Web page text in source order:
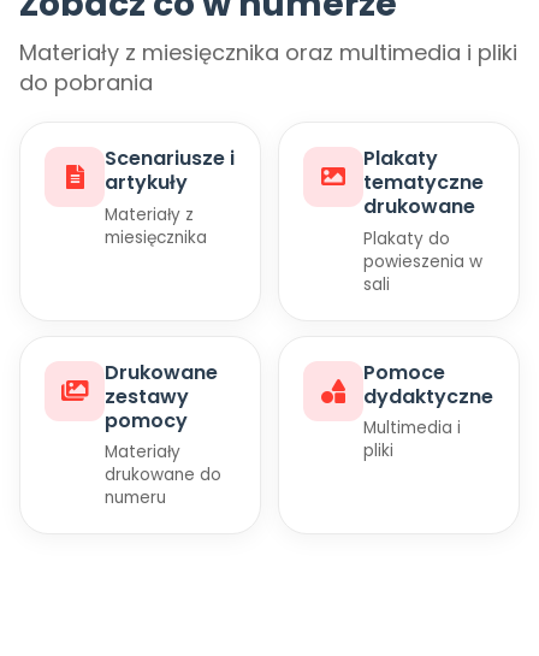
Pomoc
Promocje
Materiały z miesięcznika oraz multimedia i pliki
do pobrania
Scenariusze i
artykuły
Materiały z
miesięcznika
Plakaty
tematyczne
drukowane
Plakaty do
powieszenia w
sali
Drukowane
zestawy
pomocy
Materiały
drukowane do
numeru
Pomoce
dydaktyczne
Multimedia i
pliki